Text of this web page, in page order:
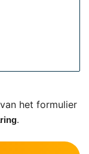
het formulier
.